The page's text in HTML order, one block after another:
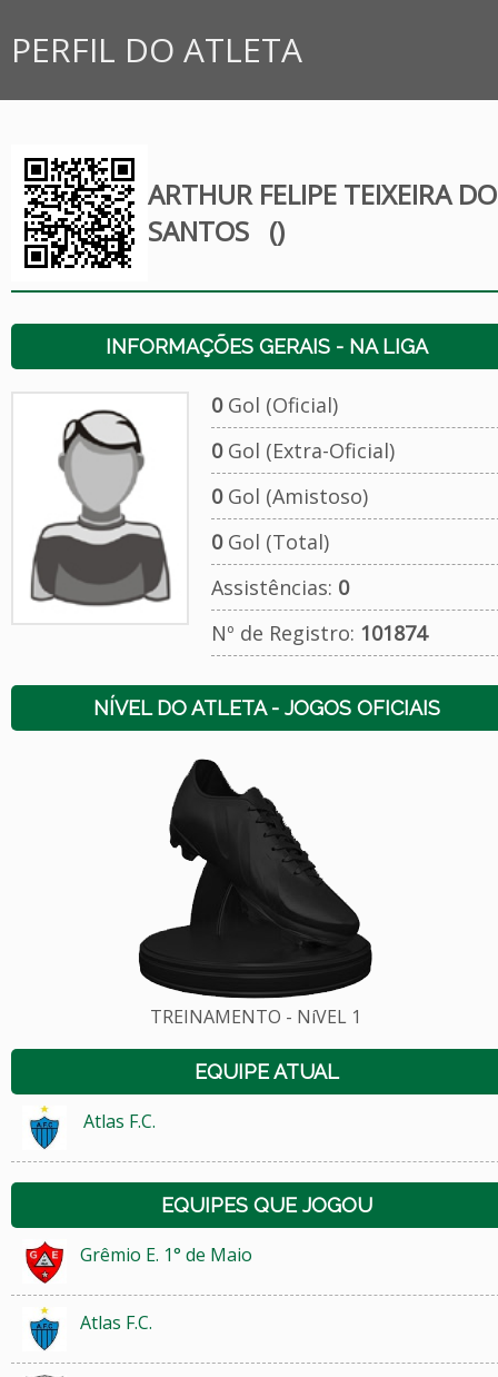
PERFIL DO ATLETA
ARTHUR FELIPE TEIXEIRA
SANTOS ()
INFORMAÇÕES GERAIS - NA LIGA
0Gol (Oficial)
0Gol (Extra-Oficial)
0Gol (Amistoso)
0Gol (Total)
Assistências: 0
Nº de Registro: 101874
NÍVEL DO ATLETA - JOGOS OFICIAIS
TREINAMENTO - NíVEL 1
EQUIPE ATUAL
Atlas F.C.
EQUIPES QUE JOGOU
Grêmio E. 1° de Maio
Atlas F.C.